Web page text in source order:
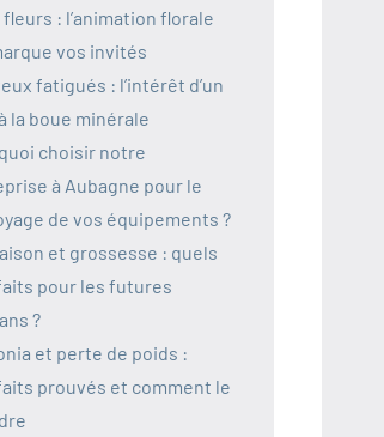
fleurs : l’animation florale
vos invités
fatigués : l’intérêt d’un
la boue minérale
choisir notre
à Aubagne pour le
de vos équipements ?
et grossesse : quels
pour les futures
?
et perte de poids :
prouvés et comment le